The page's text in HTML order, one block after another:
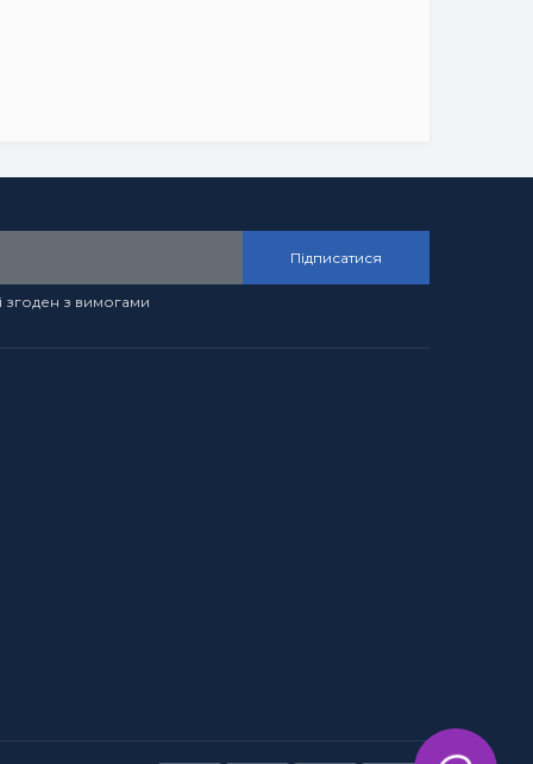
Підписатися
і згоден з вимогами